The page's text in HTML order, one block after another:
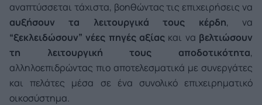
αναπτύσσεται τάχιστα, βοηθώντας τις επιχειρήσεις να
αυξήσουν τα λειτουργικά τους κέρδη, να
“ξεκλειδώσουν” νέες πηγές αξίας και να βελτιώσουν
τη λειτουργική τους αποδοτικότητα,
αλληλοεπιδρώντας πιο αποτελεσματικά με συνεργάτες
και πελάτες μέσα σε ένα συνολικό επιχειρηματικό
οικοσύστημα.